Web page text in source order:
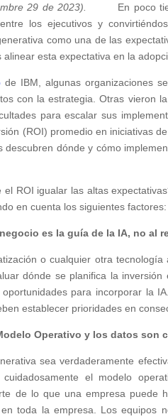
29 de 2023). En poco
los ejecutivos y
como una de las
alinear esta expectativa en la
de IBM, algunas organizaciones
con la estrategia. Otras vieron
para escalar sus
(ROI) promedio en iniciativas
descubren dónde y cómo
el ROI igualar las altas
en cuenta los siguientes factores:
es la guía de la IA, no al
o cualquier otra
dónde se planifica la
para incorporar la
establecer prioridades en
Operativo y los datos son
sea verdaderamente
el modelo
de lo que una empresa puede
toda la empresa. Los equipos